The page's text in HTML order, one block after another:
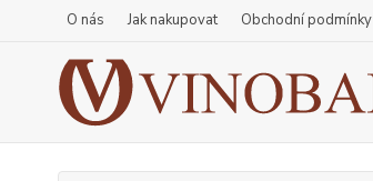
O nás Jak nakupovat Obchodní podmínky